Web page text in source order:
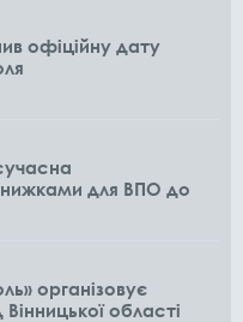
офіційну дату
для ВПО до
організовує
області